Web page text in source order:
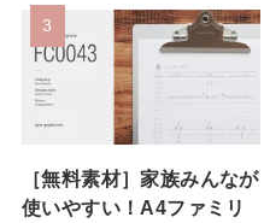
［無料素材］家族みんなが
使いやすい！A4ファミリ